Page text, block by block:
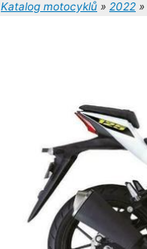
Katalog motocyklů » 2022 »